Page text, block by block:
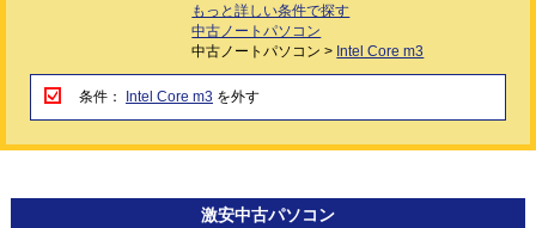
もっと詳しい条件で探す
中古ノートパソコン
中古ノートパソコン > Intel Core m3
条件： Intel Core m3 を外す
激安中古パソコン